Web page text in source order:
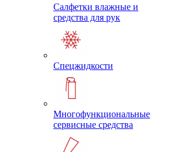
Салфетки влажные и
средства для рук
Спецжидкости
Многофункциональные
сервисные средства